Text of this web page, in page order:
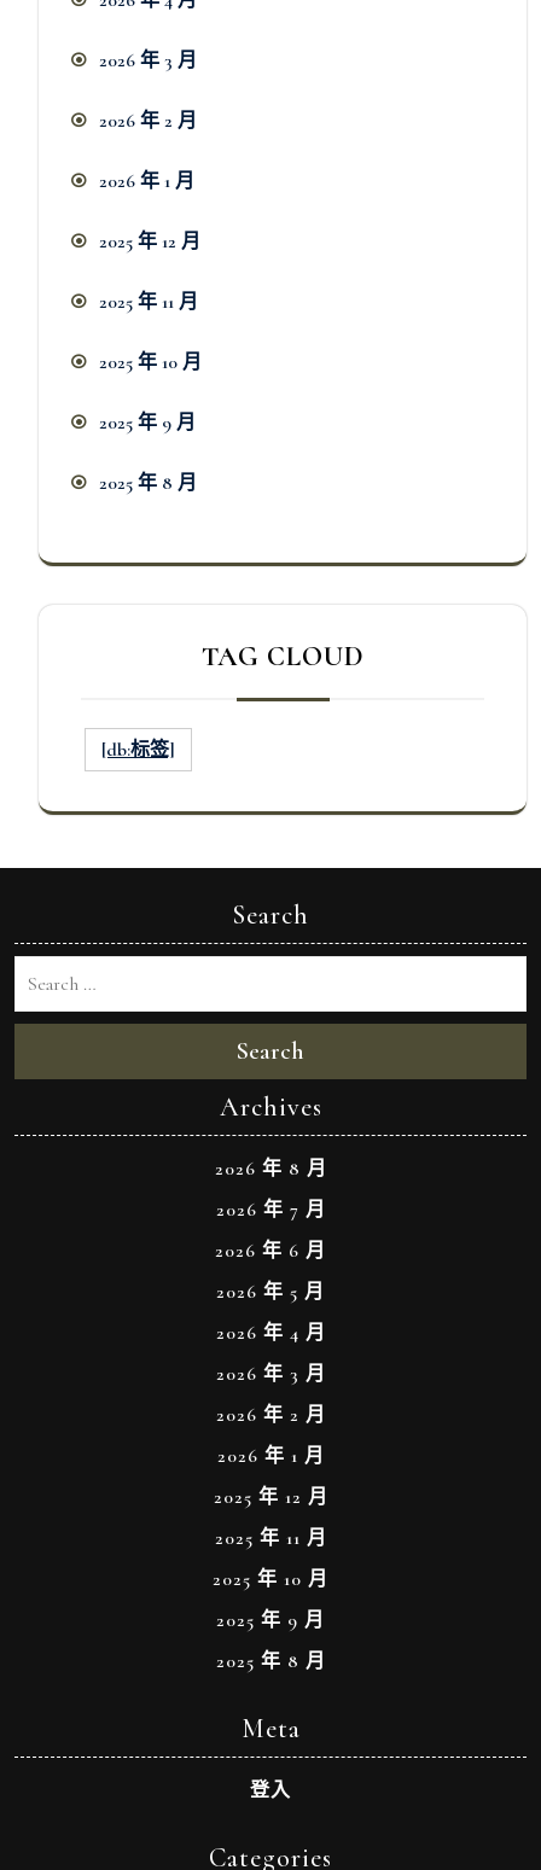
2026 年 3 月
2026 年 2 月
2026 年 1 月
2025 年 12 月
2025 年 11 月
2025 年 10 月
2025 年 9 月
2025 年 8 月
TAG CLOUD
[db:标签]
Search
Search
Archives
2026 年 8 月
2026 年 7 月
2026 年 6 月
2026 年 5 月
2026 年 4 月
2026 年 3 月
2026 年 2 月
2026 年 1 月
2025 年 12 月
2025 年 11 月
2025 年 10 月
2025 年 9 月
2025 年 8 月
Meta
登入
Categories